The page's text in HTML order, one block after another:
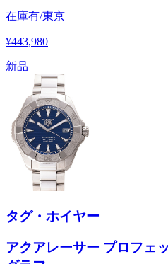
在庫有/東京
¥443,980
新品
タグ・ホイヤー
アクアレーサー プロフェ